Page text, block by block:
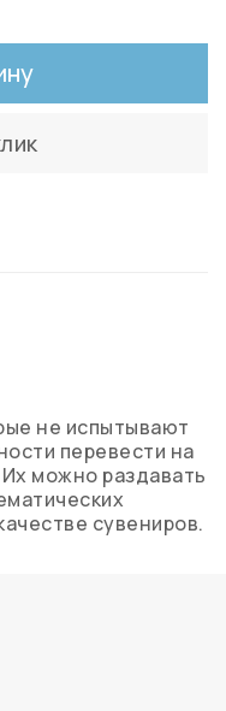
не испытывают
перевести на
можно раздавать
сувениров.